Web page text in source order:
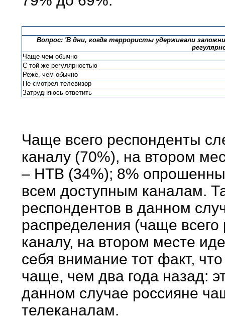
Вопрос: 'В дни, когда террористы удерживали
Чаще чем обычно
С той же регулярностью
Реже, чем обычно
Не смотрел телевизор
Затрудняюсь ответить
Чаще всего респонденты
каналу (70%), на втором
– НТВ (34%); 8%
всем доступным каналам.
респондентов в данном
распределения (чаще
каналу, на втором месте
себя внимание тот факт,
чаще, чем два года назад:
данном случае россияне
телеканалам.